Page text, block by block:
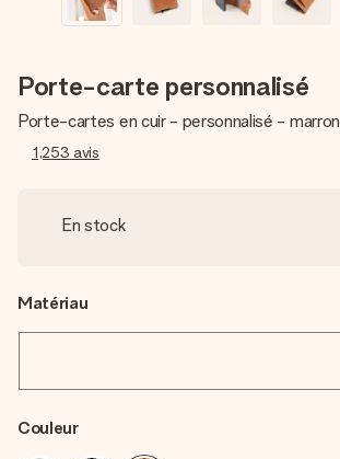
Porte-carte personnalisé
Porte-cartes en cuir - personnalisé - marron
1,253 avis
En stock
Matériau
Couleur